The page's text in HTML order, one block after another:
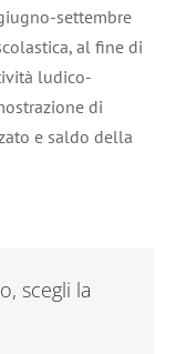
settembre
al fine di
ludico-
di
e saldo della
scegli la